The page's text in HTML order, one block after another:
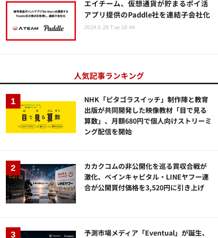
エイチーム、仮想通貨が貯まるポイ活
アプリ提供のPaddle社を連結子会社化
2024.5.28 Tue 18:44
人気記事ランキング
NHK「ピタゴラスイッチ」制作陣と教育
出版が共同開発した映像教材「目で見る
算数」、月額680円で個人向けストリーミ
ング配信を開始
カカクコムの非公開化を巡る買収合戦が
激化、ベインキャピタル・LINEヤフー連
合が公開買付価格を3,520円に引き上げ
予測市場メディア「Eventual」が誕生、